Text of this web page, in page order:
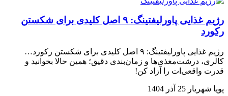
رژیم غذایی پاورلیفتینگ: ۹ اصل کلیدی برای شکستن
رکورد
رژیم غذایی پاورلیفتینگ: ۹ اصل کلیدی برای شکستن رکورد…
کالری، درشت‌مغذی‌ها و زمان‌بندی دقیق؛ همین حالا بخوانید و
قدرت واقعی‌ات را آزاد کن!
پویا شهریار 25 آذر 1404